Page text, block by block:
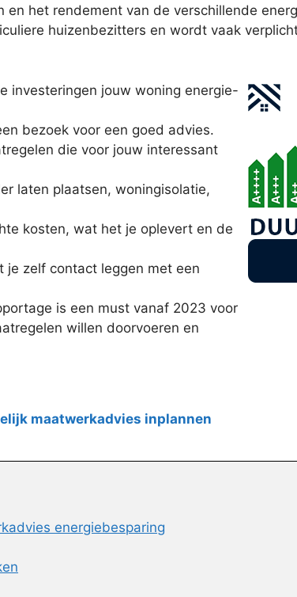
het rendement van de verschillende
huizenbezitters en wordt vaak
investeringen jouw woning energie-
bezoek voor een goed advies.
die voor jouw interessant
laten plaatsen, woningisolatie,
kosten, wat het je oplevert en de
je zelf contact leggen met een
is een must vanaf 2023 voor
willen doorvoeren en
maatwerkadvies inplannen
energiebesparing